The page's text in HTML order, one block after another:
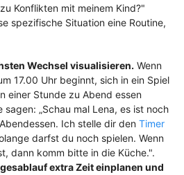
Konflikten mit meinem Kind?"
spezifische Situation eine Routine,
Wechsel visualisieren. Wenn
17.00 Uhr beginnt, sich in ein Spiel
einer Stunde zu Abend essen
sagen: „Schau mal Lena, es ist noch
Ich stelle dir den Timer
darfst du noch spielen. Wenn
dann komm bitte in die Küche.".
extra Zeit einplanen und